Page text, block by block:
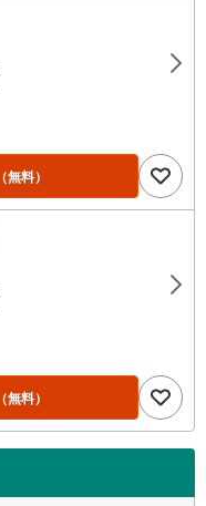
（無料）
（無料）